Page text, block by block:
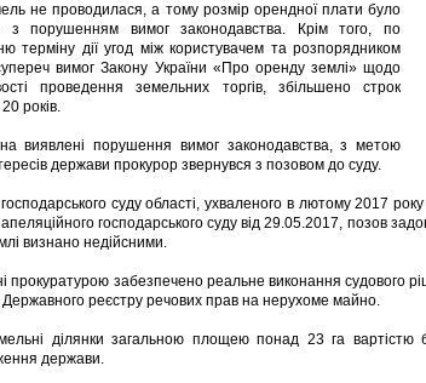
не проводилася, а тому розмір орендної плати було
з порушенням вимог законодавства. Крім того, по
терміну дії угод між користувачем та розпорядником
вимог Закону України «Про оренду землі» щодо
проведення земельних торгів, збільшено строк
років.
виявлені порушення вимог законодавства, з метою
держави прокурор звернувся з позовом до суду.
суду області, ухваленого в лютому 2017
апеляційного господарського суду від 29.05.2017, позов
визнано недійсними.
прокуратурою забезпечено реальне виконання судового
Державного реєстру речових прав на нерухоме майно.
ділянки загальною площею понад 23 га
держави.